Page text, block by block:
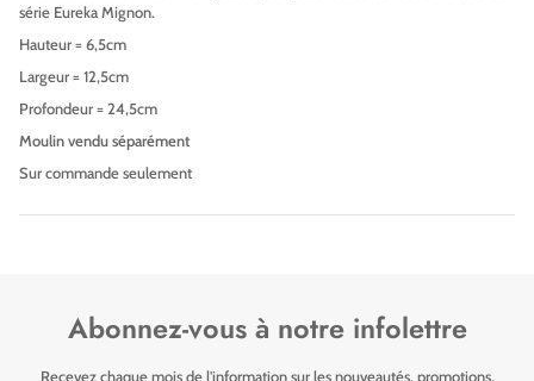
série Eureka Mignon.
Hauteur = 6,5cm
Largeur = 12,5cm
Profondeur = 24,5cm
Moulin vendu séparément
Sur commande seulement
Abonnez-vous à notre infolettre
Recevez chaque mois de l'information sur les nouveautés, promotions,